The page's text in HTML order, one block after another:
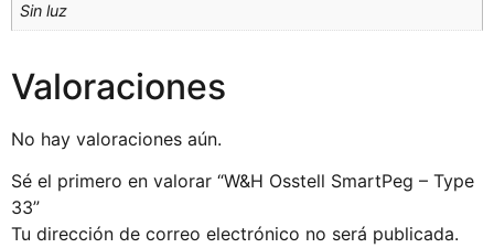
Sin luz
Valoraciones
No hay valoraciones aún.
Sé el primero en valorar “W&H Osstell SmartPeg – Type
33”
Tu dirección de correo electrónico no será publicada.